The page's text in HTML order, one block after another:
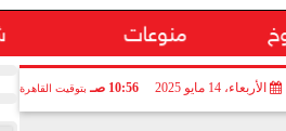
منوعات
الأربعاء، 14 مايو 2025 10:56 صـ بتوقيت القاهرة